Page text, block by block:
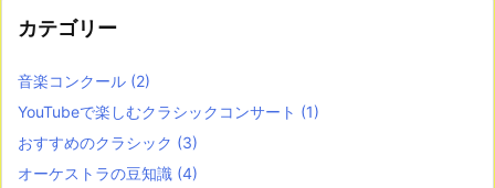
カテゴリー
音楽コンクール (2)
YouTubeで楽しむクラシックコンサート (1)
おすすめのクラシック (3)
オーケストラの豆知識 (4)